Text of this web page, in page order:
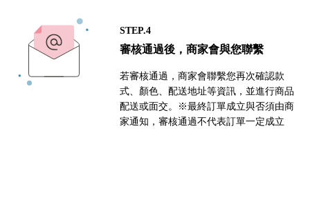
STEP.4
審核通過後，商家會與您聯繫
若審核通過，商家會聯繫您再次確認款
式、顏色、配送地址等資訊，並進行商品
配送或面交。※最終訂單成立與否須由商
家通知，審核通過不代表訂單一定成立